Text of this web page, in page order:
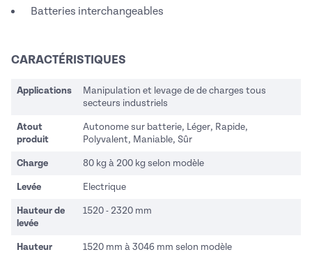
Batteries interchangeables
CARACTÉRISTIQUES
Applications
Manipulation et levage de de charges tous
secteurs industriels
Atout
produit
Autonome sur batterie, Léger, Rapide,
Polyvalent, Maniable, Sûr
Charge 80 kg à 200 kg selon modèle
Levée Electrique
Hauteur de
levée
1520 - 2320 mm
Hauteur 1520 mm à 3046 mm selon modèle